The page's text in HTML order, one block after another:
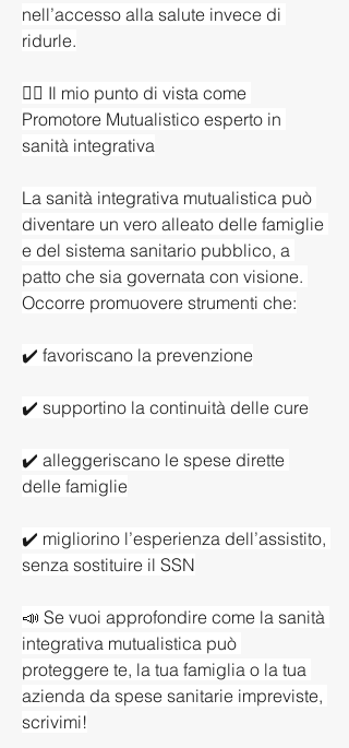
nell’accesso alla salute invece di
ridurle.
👩‍⚕️ Il mio punto di vista come
Promotore Mutualistico esperto in
sanità integrativa
La sanità integrativa mutualistica può
diventare un vero alleato delle famiglie
e del sistema sanitario pubblico, a
patto che sia governata con visione.
Occorre promuovere strumenti che:
✔️ favoriscano la prevenzione
✔️ supportino la continuità delle cure
✔️ alleggeriscano le spese dirette
delle famiglie
✔️ migliorino l’esperienza dell’assistito,
senza sostituire il SSN
📣 Se vuoi approfondire come la sanità
integrativa mutualistica può
proteggere te, la tua famiglia o la tua
azienda da spese sanitarie impreviste,
scrivimi!